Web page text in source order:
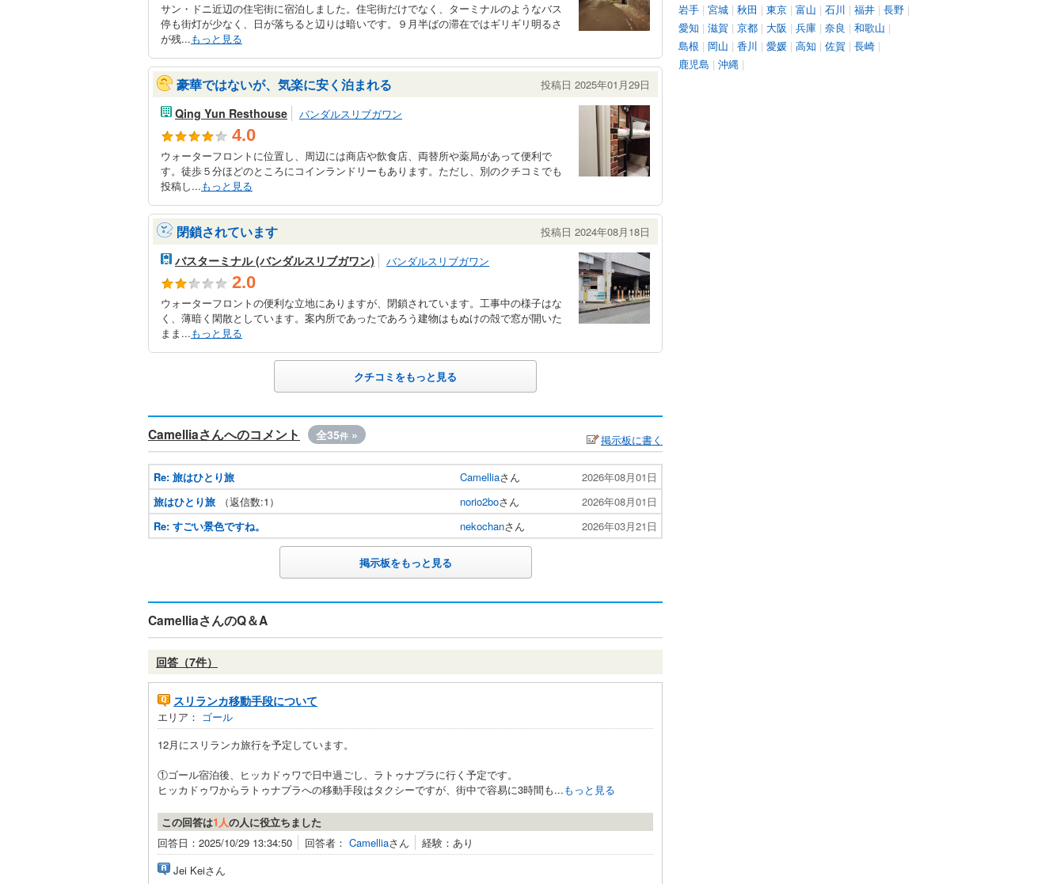
サン・ドニ近辺の住宅街に宿泊しました。住宅街だけでなく、ターミナルのようなバス
停も街灯が少なく、日が落ちると辺りは暗いです。９月半ばの滞在ではギリギリ明るさ
が残...もっと見る
豪華ではないが、気楽に安く泊まれる 投稿日 2025年01月29日
Qing Yun Resthouse バンダルスリブガワン
4.0
ウォーターフロントに位置し、周辺には商店や飲食店、両替所や薬局があって便利で
す。徒歩５分ほどのところにコインランドリーもあります。ただし、別のクチコミでも
投稿し...もっと見る
閉鎖されています 投稿日 2024年08月18日
バスターミナル (バンダルスリブガワン) バンダルスリブガワン
2.0
ウォーターフロントの便利な立地にありますが、閉鎖されています。工事中の様子はな
く、薄暗く閑散としています。案内所であったであろう建物はもぬけの殻で窓が開いた
まま...もっと見る
クチコミをもっと見る
Camelliaさんへのコメント 全35件 » 掲示板に書く
Re: 旅はひとり旅 Camelliaさん
2026年08月01日
旅はひとり旅
（返信数:1） norio2boさん
2026年08月01日
Re: すごい景色ですね。
nekochanさん 2026年03月21日
掲示板をもっと見る
CamelliaさんのQ＆A
回答（7件）
スリランカ移動手段について
エリア： ゴール
12月にスリランカ旅行を予定しています。
①ゴール宿泊後、ヒッカドゥワで日中過ごし、ラトゥナプラに行く予定です。
ヒッカドゥワからラトゥナプラへの移動手段はタクシーですが、街中で容易に3時間も...もっと見る
この回答は1人の人に役立ちました
回答日：2025/10/29 13:34:50
回答者： Camelliaさん
経験：あり
Jei Keiさん
岩手 | 宮城 | 秋田 | 東京 | 富山 | 石川 | 福井 | 長野 |
愛知 | 滋賀 | 京都 | 大阪 | 兵庫 | 奈良 | 和歌山 |
島根 | 岡山 | 香川 | 愛媛 | 高知 | 佐賀 | 長崎 |
鹿児島 | 沖縄 |